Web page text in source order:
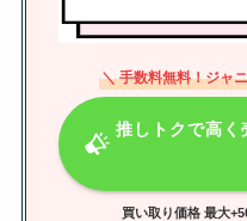
関
＼ 手数料無料！ジャ
推しトクで高く
買い取り価格 最大